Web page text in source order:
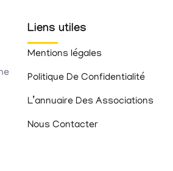
Liens utiles
Mentions légales
Politique De Confidentialité
L’annuaire Des Associations
Nous Contacter